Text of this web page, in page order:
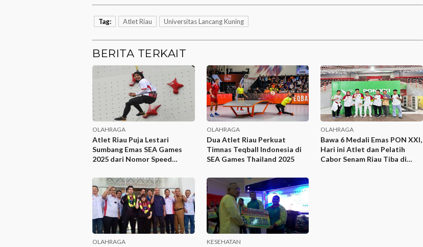
Tag: Atlet Riau Universitas Lancang Kuning
BERITA TERKAIT
OLAHRAGA
Atlet Riau Puja Lestari
Sumbang Emas SEA Games
2025 dari Nomor Speed
OLAHRAGA
Dua Atlet Riau Perkuat
Timnas Teqball Indonesia di
SEA Games Thailand 2025
OLAHRAGA
Bawa 6 Medali Emas PON XXI,
Hari ini Atlet dan Pelatih
Cabor Senam Riau Tiba di
OLAHRAGA KESEHATAN